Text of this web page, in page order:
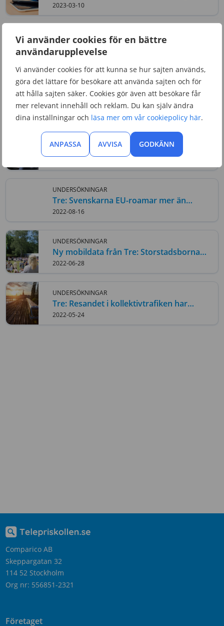
Vi använder cookies för en bättre
användarupplevelse
Vi använder cookies för att kunna se hur sajten används,
göra det lättare för besökare att använda sajten och för
att hålla sajten säker. Cookies gör även att besökare får
mer relevant innehåll och reklam. Du kan själv ändra
dina inställningar och läsa mer om vår cookiepolicy här.
ANPASSA AVVISA GODKÄNN
mobil
2023-03-10
UNDERSÖKNINGAR
Opensignal: Tre har Sveriges bästa
mobilnät
2022-12-08
UNDERSÖKNINGAR
Få skulle spara in på bredband och
telefoni – trots ekonomisk kris
2022-11-21
UNDERSÖKNINGAR
Ökad kundnöjdhet på
UNDERSÖKNINGAR
Tre: Svenskarna EU-roamar mer än
någonsin
2022-08-16
UNDERSÖKNINGAR
Ny mobildata från Tre: Storstadsborna
firade midsommar inom den egna
2022-06-28
UNDERSÖKNINGAR
Tre: Resandet i kollektivtrafiken har
stannat på 83 procent av det ”normala”
2022-05-24
Comparico AB
Skeppargatan 32
114 52 Stockholm
Org nr: 556851-2321
Företaget